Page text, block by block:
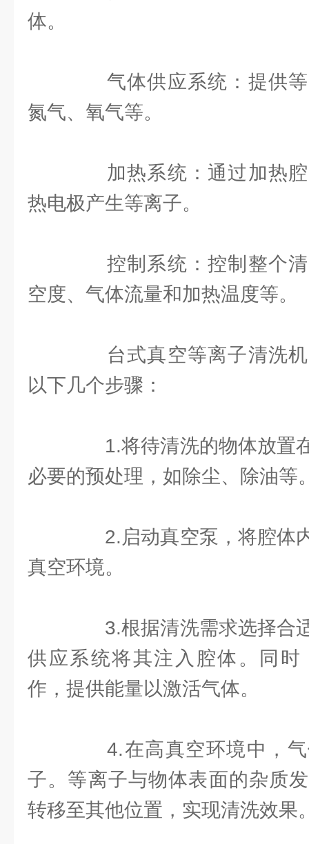
体。
气体供应系统：提供等
氮气、氧气等。
加热系统：通过加热腔
热电极产生等离子。
控制系统：控制整个清
空度、气体流量和加热温度等。
台式真空等离子清洗机
以下几个步骤：
1.将待清洗的物体放置
必要的预处理，如除尘、除油等
2.启动真空泵，将腔体
真空环境。
3.根据清洗需求选择合
供应系统将其注入腔体。同时
作，提供能量以激活气体。
4.在高真空环境中，气
子。等离子与物体表面的杂质
转移至其他位置，实现清洗效果